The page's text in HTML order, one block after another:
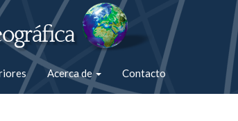
Acerca de Contacto